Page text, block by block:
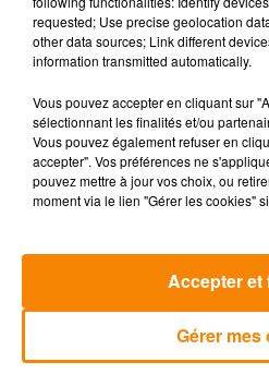
requested; Use precise geolocation
other data sources; Link different
information transmitted automatically.
Vous pouvez accepter en cliquant sur
sélectionnant les finalités et/ou
Vous pouvez également refuser en
accepter". Vos préférences ne
pouvez mettre à jour vos choix, ou
moment via le lien "Gérer les cookies"
Gérer mes
Accepter et